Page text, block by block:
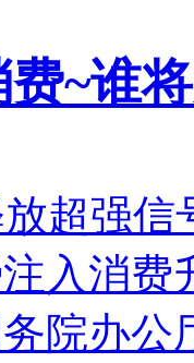
~谁
超强信
入消费
院办